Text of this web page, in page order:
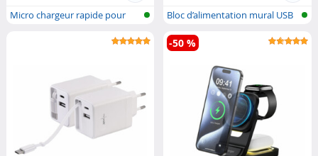
Micro chargeur rapide pour
Bloc d’alimentation mural USB
GaN a...
-50 %